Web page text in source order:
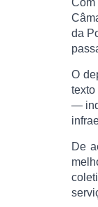
Com
da
O
—
De